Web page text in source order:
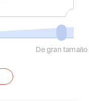
De gran tamaño